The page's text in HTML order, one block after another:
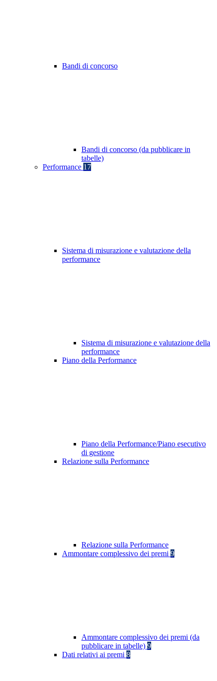
Bandi di concorso
Bandi di concorso (da pubblicare in
tabelle)
Performance 17
Sistema di misurazione e valutazione della
performance
Sistema di misurazione e valutazione della
performance
Piano della Performance
Piano della Performance/Piano esecutivo
di gestione
Relazione sulla Performance
Relazione sulla Performance
Ammontare complessivo dei premi 9
Ammontare complessivo dei premi (da
pubblicare in tabelle) 9
Dati relativi ai premi 8